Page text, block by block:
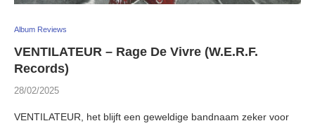
Album Reviews
VENTILATEUR – Rage De Vivre (W.E.R.F.
Records)
28/02/2025
VENTILATEUR, het blijft een geweldige bandnaam zeker voor